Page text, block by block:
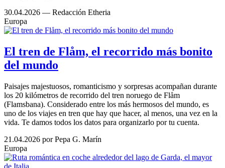
30.04.2026 — Redacción Etheria
Europa
El tren de Flåm, el recorrido más bonito
del mundo
Paisajes majestuosos, romanticismo y sorpresas acompañan durante
los 20 kilómetros de recorrido del tren noruego de Flåm
(Flamsbana). Considerado entre los más hermosos del mundo, es
uno de los viajes en tren que hay que hacer, al menos, una vez en la
vida. Te damos todos los datos para organizarlo por tu cuenta.
21.04.2026 por Pepa G. Marín
Europa